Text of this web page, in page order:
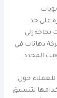
على حد
إلى
دهانات في
المحدد.
للعملاء حول
لتنسيق